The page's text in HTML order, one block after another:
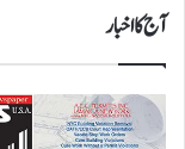
آج کا اخبار